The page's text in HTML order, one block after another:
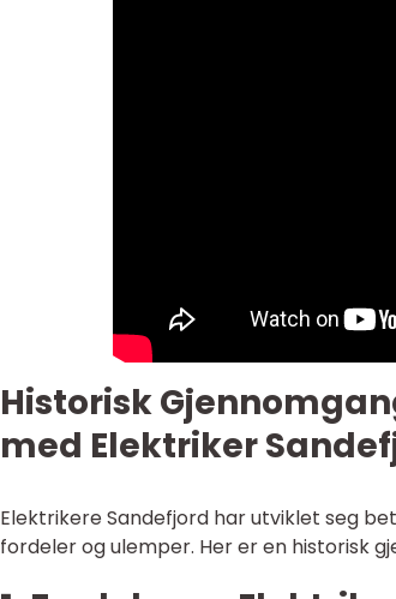
Historisk
med Elektriker
Elektrikere Sandefjord har utviklet seg
fordeler og ulemper. Her er en historisk